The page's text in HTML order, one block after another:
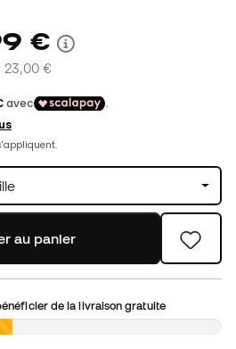
€
23,00 €
au panier
de la livraison gratuite